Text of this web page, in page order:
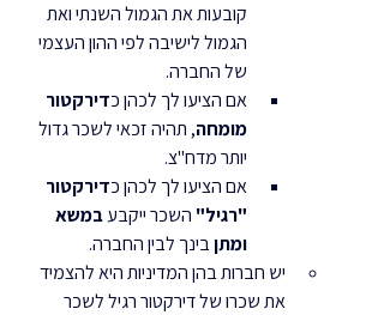
קובעות את הגמול השנתי ואת
הגמול לישיבה לפי ההון העצמי
של החברה.
אם הציעו לך לכהן כדירקטור
מומחה, תהיה זכאי לשכר גדול
יותר מדח"צ.
אם הציעו לך לכהן כדירקטור
"רגיל" השכר ייקבע במשא
ומתן בינך לבין החברה.
יש חברות בהן המדיניות היא להצמיד
את שכרו של דירקטור רגיל לשכר